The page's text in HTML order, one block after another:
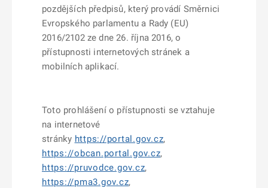
pozdějších předpisů, který provádí Směrnici
Evropského parlamentu a Rady (EU)
2016/2102 ze dne 26. října 2016, o
přístupnosti internetových stránek a
mobilních aplikací.
Toto prohlášení o přístupnosti se vztahuje
na internetové
stránky https://portal.gov.cz,
https://obcan.portal.gov.cz,
https://pruvodce.gov.cz,
https://pma3.gov.cz,